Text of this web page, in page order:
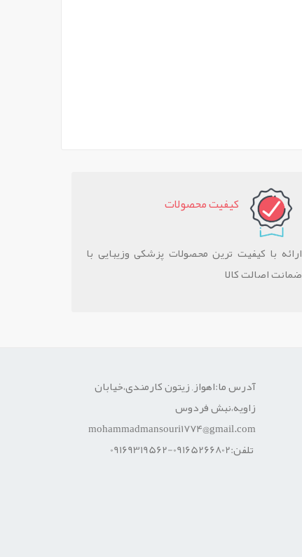
کيفيت محصولات
ارائه با کیفیت ترین محصولات پزشکی وزیبایی با
ضمانت اصالت کالا
آدرس ما:اهواز, زیتون کارمندی،خیابان
زاویه،نبش فردوس
mohammadmansouri1774@gmail.com
تلفن:09165266802-09169319562